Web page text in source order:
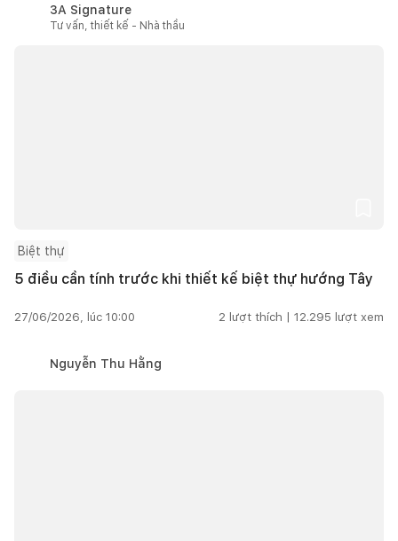
3A Signature
Tư vấn, thiết kế - Nhà thầu
Biệt thự
5 điều cần tính trước khi thiết kế biệt thự hướng Tây
27/06/2026, lúc 10:00 2 lượt thích | 12.295 lượt xem
Nguyễn Thu Hằng